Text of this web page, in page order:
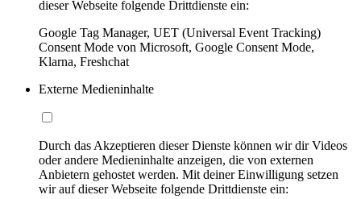
dieser Webseite folgende Drittdienste ein:
Google Tag Manager, UET (Universal Event Tracking)
Consent Mode von Microsoft, Google Consent Mode,
Klarna, Freshchat
Externe Medieninhalte
Durch das Akzeptieren dieser Dienste können wir dir Videos
oder andere Medieninhalte anzeigen, die von externen
Anbietern gehostet werden. Mit deiner Einwilligung setzen
wir auf dieser Webseite folgende Drittdienste ein: